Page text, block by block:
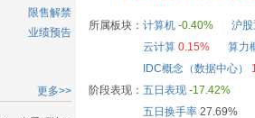
限售解禁
业绩预告
更多>>
所属板块： 计算机 -0.40%
沪股
云计算 0.15%
算力
IDC概念（数据中心）
阶段表现： 五日表现 -17.42%
五日换手率27.69%